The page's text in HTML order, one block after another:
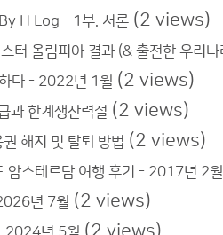
H Log - 1부. 서론 (2 views)
터 올림피아 결과 (& 출전한 우리
다 - 2022년 1월 (2 views)
과 한계생산력설 (2 views)
해지 및 탈퇴 방법 (2 views)
암스테르담 여행 후기 - 2017년 2월
년 7월 (2 views)
(2 views)